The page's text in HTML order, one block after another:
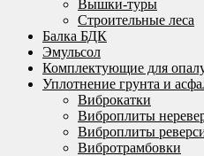
Вышки-туры
Строительные леса
Балка БДК
Эмульсол
Комплектующие для
Уплотнение грунта и
Виброкатки
Виброплиты
Виброплиты
Вибротрамбовки